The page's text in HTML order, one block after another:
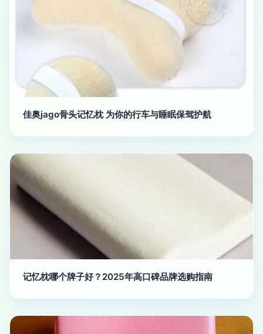
佳奥jago骨头记忆枕 为你的行车与睡眠保驾护航
记忆枕哪个牌子好？2025年高口碑品牌选购指南